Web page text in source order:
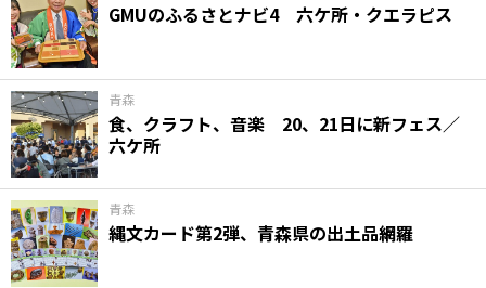
GMUのふるさとナビ4 六ケ所・クエラピス
青森
食、クラフト、音楽 20、21日に新フェス／
六ケ所
青森
縄文カード第2弾、青森県の出土品網羅
観る一覧
桜
花
紅葉
楽しむ一覧
まつり・イベント
聖地
おみやげ・特産
道の駅・産直
鉄道
アウトドア・レジャー
味わう一覧
麺類
ご当地グルメ
酒
スイーツ
癒す一覧
温泉
自然
宿泊
青森県
岩手県
秋田県